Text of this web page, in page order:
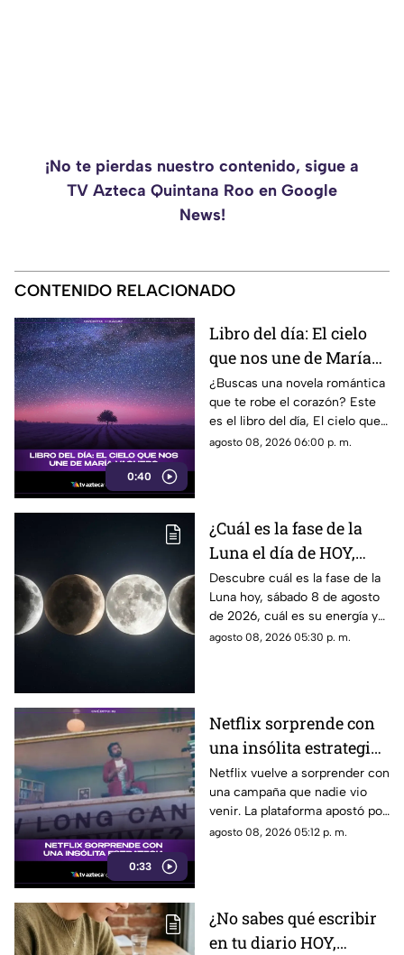
¡No te pierdas nuestro contenido, sigue a
TV Azteca Quintana Roo en Google
News!
CONTENIDO RELACIONADO
0:40
Libro del día: El cielo
que nos une de María
Vaquero
¿Buscas una novela romántica
que te robe el corazón? Este
es el libro del día, El cielo que
nos une, de María Vaquero.
agosto 08, 2026 06:00 p. m.
¿Cuál es la fase de la
Luna el día de HOY,
sábado 8 de agosto de
2026? Así se verá el
astro durante la noche
Descubre cuál es la fase de la
Luna hoy, sábado 8 de agosto
de 2026, cuál es su energía y
cómo nos podría afectar.
agosto 08, 2026 05:30 p. m.
0:33
Netflix sorprende con
una insólita estrategia
para promocionar su
nuevo thriller
Netflix vuelve a sorprender con
una campaña que nadie vio
venir. La plataforma apostó por
una estrategia tan inusual
Descubre todos los detalles.
agosto 08, 2026 05:12 p. m.
¿No sabes qué escribir
en tu diario HOY,